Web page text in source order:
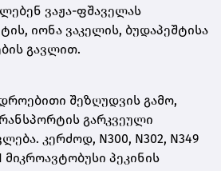
ვაჟა-ფშაველას
იონა ვაკელის, ბუდაპეშტისა
გავლით.
შეზღუდვის გამო,
გარკვეული
კერძოდ, N300, N302, N349
მიკროავტობუსი პეკინის